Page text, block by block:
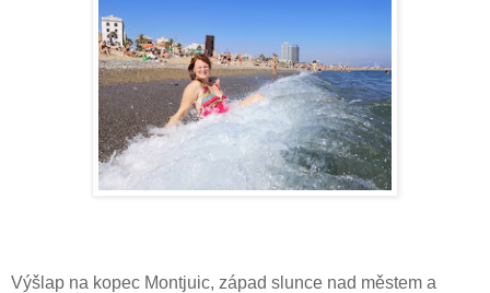
Výšlap na kopec Montjuic, západ slunce nad městem a